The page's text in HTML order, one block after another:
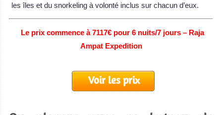
les îles et du snorkeling à volonté inclus sur chacun d’eux.
Le prix commence à 7117€ pour 6 nuits/7 jours – Raja
Ampat Expedition
Voir les prix